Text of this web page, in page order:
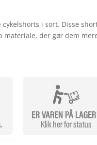
cykelshorts i sort. Disse
materiale, der gør dem